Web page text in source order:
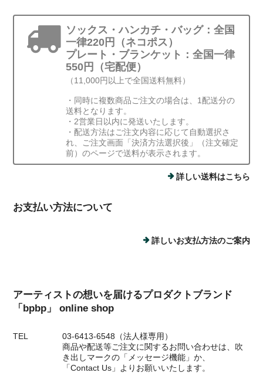
ソックス・ハンカチ・バッグ：全国
一律220円（ネコポス）
プレート・ブランケット：全国一律
550円（宅配便）
（11,000円以上で全国送料無料）
・同時に複数商品ご注文の場合は、1配送分の
送料となります。
・2営業日以内に発送いたします。
・配送方法はご注文内容に応じて自動選択さ
れ、ご注文画面「決済方法選択後」（注文確定
前）のページで送料が表示されます。
詳しい送料はこちら
お支払い方法について
詳しいお支払方法のご案内
アーティストの想いを届けるプロダクトブランド
「bpbp」 online shop
TEL
03-6413-6548（法人様専用）
商品や配送等ご注文に関するお問い合わせは、吹
き出しマークの「メッセージ機能」か、
「Contact Us」よりお願いいたします。